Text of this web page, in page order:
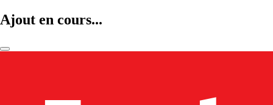
Ajout en cours...